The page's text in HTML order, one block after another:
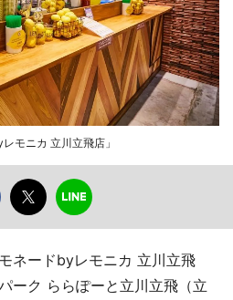
モニカ 立川立飛店」
ネードbyレモニカ 立川立飛
ーク ららぽーと立川立飛（立